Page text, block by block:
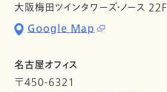
大阪梅田ツインタワーズ・ノース 22F
Google Map
名古屋オフィス
〒450-6321